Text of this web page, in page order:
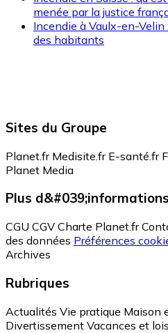
menée par la justice
Incendie à Vaulx-en-
des habitants
Sites du Groupe
Planet.fr Medisite.fr E-santé.fr
Planet Media
Plus d&#039;informations
CGU CGV Charte Planet.fr
des données Préférences
Archives
Rubriques
Actualités Vie pratique Maison
Divertissement Vacances et